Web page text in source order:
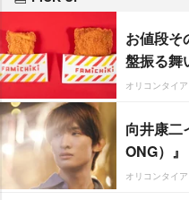
お値段そ
盤振る舞
オリコンタイ
向井康二
ONG）』
オリコンタイ